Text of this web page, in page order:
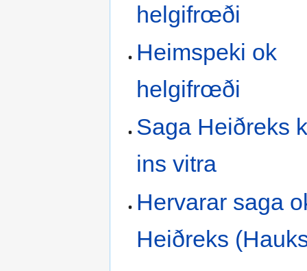
helgifrœði
Heimspeki ok
helgifrœði
Saga Heiðreks
ins vitra
Hervarar saga
Heiðreks